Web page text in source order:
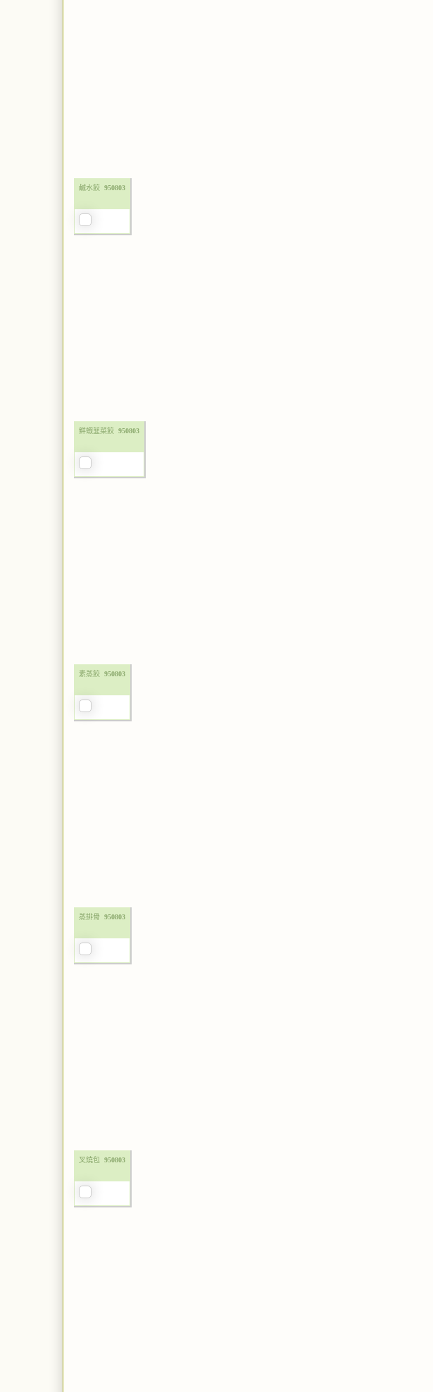
鹹水餃 950803
鮮蝦韮菜餃 950803
素蒸餃 950803
蒸排骨 950803
叉燒包 950803